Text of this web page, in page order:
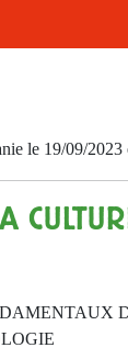
le 19/09/2023